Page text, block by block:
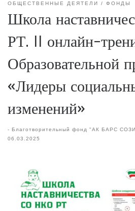
ОБЩЕСТВЕННЫЕ ДЕЯТЕЛИ
ФОНДЫ
Школа
РТ. II онлайн-
Образовательной
«Лидеры
изменений»
- Благотворительный фонд "АК БАРС
06.03.2025